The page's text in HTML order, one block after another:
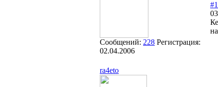
Сообщений: 228 Регистрация:
02.04.2006
ra4eto